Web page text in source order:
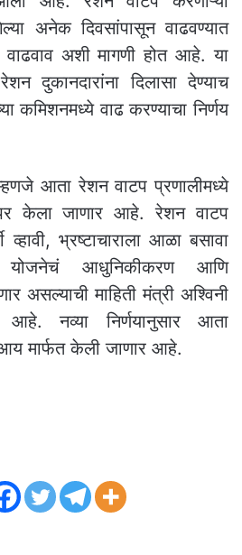
अनेक दिवसांपासून वाढवण्यात
अशी मागणी होत आहे. या
दुकानदारांना दिलासा देण्याच
कमिशनमध्ये वाढ करण्याचा निर्णय
आता रेशन वाटप प्रणालीमध्ये
केला जाणार आहे. रेशन वाटप
व्हावी, भ्रष्टाचाराला आळा बसावा
योजनेचं आधुनिकीकरण आणि
असल्याची माहिती मंत्री अश्विनी
आहे. नव्या निर्णयानुसार आता
एआय मार्फत केली जाणार आहे.